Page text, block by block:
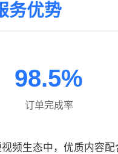
务优势
98.5%
订单完成率
频生态中，优质内容